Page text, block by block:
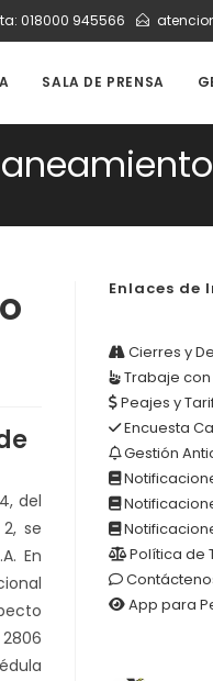
018000 945566
SALA DE PRENSA
del
se
En
Enlaces de
Cierres y
Trabaje
Peajes y
Encuesta
Gestión
Política de
App para